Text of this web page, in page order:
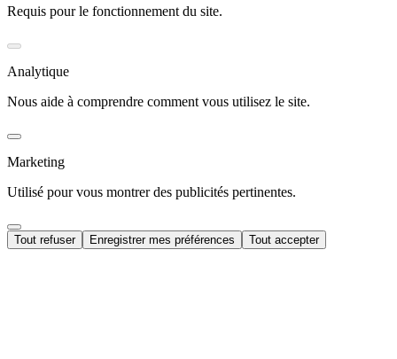
Requis pour le fonctionnement du site.
Analytique
Nous aide à comprendre comment vous utilisez le site.
Marketing
Utilisé pour vous montrer des publicités pertinentes.
Tout refuser Enregistrer mes préférences Tout accepter